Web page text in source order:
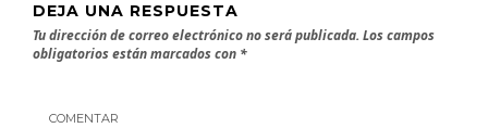
DEJA UNA RESPUESTA
Tu dirección de correo electrónico no será publicada. Los campos
obligatorios están marcados con *
COMENTAR